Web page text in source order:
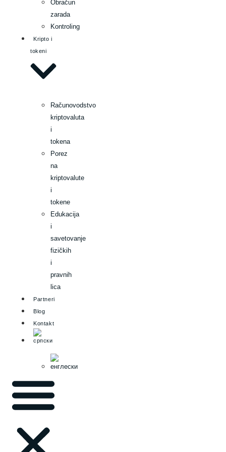
Obračun
zarada
Kontroling
Kripto i
tokeni
Računovodstvo
kriptovaluta
i
tokena
Porez
na
kriptovalute
i
tokene
Edukacija
i
savetovanje
fizičkih
i
pravnih
lica
Partneri
Blog
Kontakt